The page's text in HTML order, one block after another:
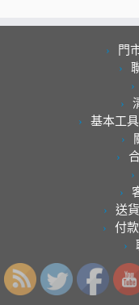
門
基本工
送
付